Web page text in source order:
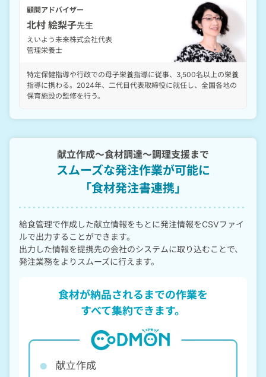
顧問アドバイザー
北村 絵梨子先生
えいよう未来株式会社代表
管理栄養士
特定保健指導や行政での母子栄養指導に従事、3,500名以上の栄養
指導に携わる。2024年、二代目代表取締役に就任し、全国各地の
保育施設の監修を行う。
献立作成〜食材調達〜調理支援まで
スムーズな発注作業が可能に
「食材発注書連携」
給食管理で作成した献立情報をもとに発注情報をCSVファイ
ルで出力することができます。
出力した情報を提携先の会社のシステムに取り込むことで、
発注業務をよりスムーズに行えます。
食材が納品されるまでの作業を
すべて集約できます。